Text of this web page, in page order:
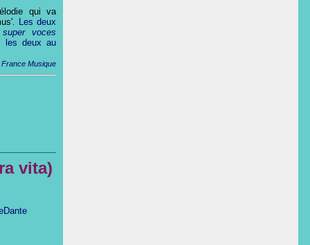
qui va
Les deux
voces
les deux au
France Musique
vita)